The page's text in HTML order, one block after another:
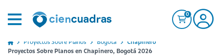
0
Proyectos Sobre Planos Bogota
Chapinero
Proyectos Sobre Planos en Chapinero, Bogotá 2026